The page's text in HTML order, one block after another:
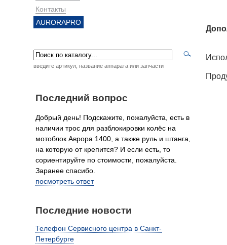
Контакты
AURORAPRO
введите артикул, название аппарата или запчасти
Последний вопрос
Добрый день! Подскажите, пожалуйста, есть в
наличии трос для разблокировки колёс на
мотоблок Аврора 1400, а также руль и штанга,
на которую от крепится? И если есть, то
сориентируйте по стоимости, пожалуйста.
Заранее спасибо.
посмотреть ответ
Последние новости
Телефон Сервисного центра в Санкт-
Петербурге